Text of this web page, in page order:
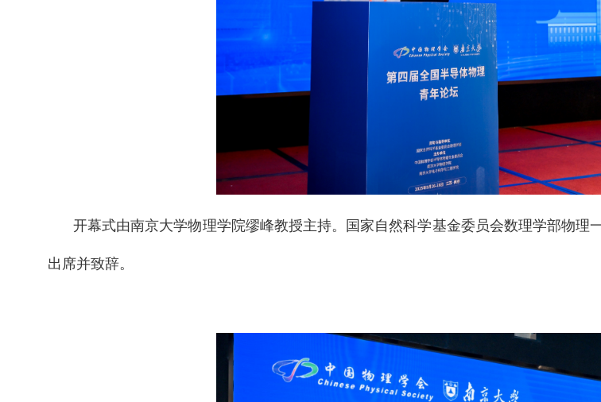
开幕式由南京大学物理学院缪峰教授主持。国家自然科学基金委员会数理学部物
出席并致辞。